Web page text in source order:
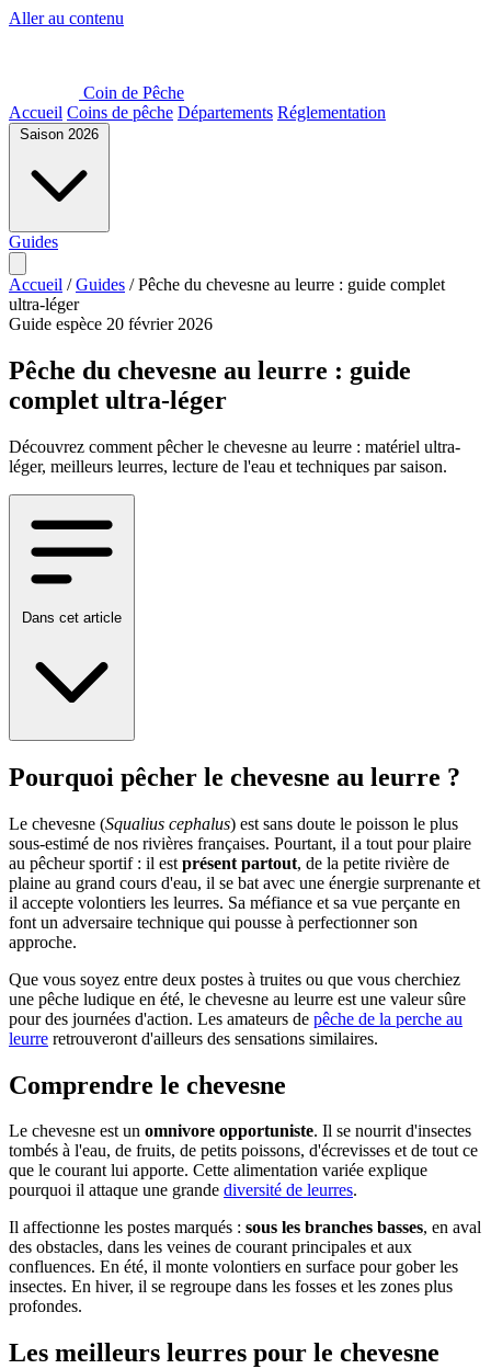
Aller au contenu
Coin de Pêche
Accueil Coins de pêche Départements Réglementation
Saison 2026
Guides
Accueil / Guides / Pêche du chevesne au leurre : guide complet
ultra-léger
Guide espèce 20 février 2026
Pêche du chevesne au leurre : guide
complet ultra-léger
Découvrez comment pêcher le chevesne au leurre : matériel ultra-
léger, meilleurs leurres, lecture de l'eau et techniques par saison.
Dans cet article
Pourquoi pêcher le chevesne au leurre ?
Le chevesne (Squalius cephalus) est sans doute le poisson le plus
sous-estimé de nos rivières françaises. Pourtant, il a tout pour plaire
au pêcheur sportif : il est présent partout, de la petite rivière de
plaine au grand cours d'eau, il se bat avec une énergie surprenante et
il accepte volontiers les leurres. Sa méfiance et sa vue perçante en
font un adversaire technique qui pousse à perfectionner son
approche.
Que vous soyez entre deux postes à truites ou que vous cherchiez
une pêche ludique en été, le chevesne au leurre est une valeur sûre
pour des journées d'action. Les amateurs de pêche de la perche au
leurre retrouveront d'ailleurs des sensations similaires.
Comprendre le chevesne
Le chevesne est un omnivore opportuniste. Il se nourrit d'insectes
tombés à l'eau, de fruits, de petits poissons, d'écrevisses et de tout ce
que le courant lui apporte. Cette alimentation variée explique
pourquoi il attaque une grande diversité de leurres.
Il affectionne les postes marqués : sous les branches basses, en aval
des obstacles, dans les veines de courant principales et aux
confluences. En été, il monte volontiers en surface pour gober les
insectes. En hiver, il se regroupe dans les fosses et les zones plus
profondes.
Les meilleurs leurres pour le chevesne